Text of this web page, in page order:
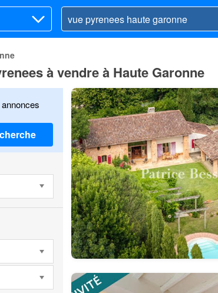
à vendre à Haute Garonne